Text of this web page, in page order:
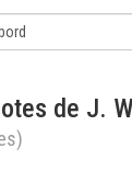
de J.